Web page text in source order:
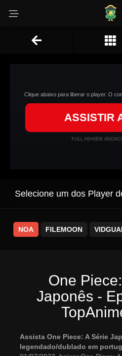
Clique abaixo para liberar o player. O
ASSISTIR
FULL HD•SEM
Selecione um dos Player
NOA FILEMOON
One
Japonês -
Assista One Piece: A Série
legendado/dublado em